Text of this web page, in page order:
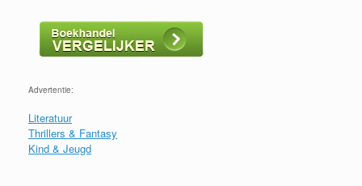
Advertentie:
Literatuur
Thrillers & Fantasy
Kind & Jeugd